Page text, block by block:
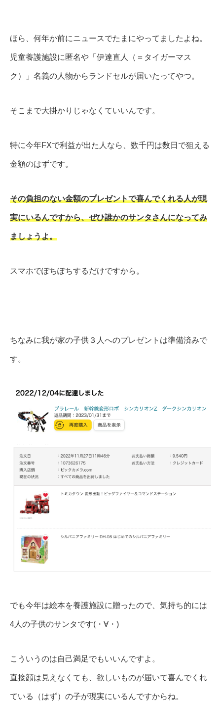
ほら、何年か前にニュースでたまにやってましたよね。
児童養護施設に匿名や「伊達直人（＝タイガーマス
ク）」名義の人物からランドセルが届いたってやつ。
そこまで大掛かりじゃなくていいんです。
特に今年FXで利益が出た人なら、数千円は数日で狙える
金額のはずです。
その負担のない金額のプレゼントで喜んでくれる人が現
実にいるんですから、ぜひ誰かのサンタさんになってみ
ましょうよ。
スマホでぽちぽちするだけですから。
ちなみに我が家の子供３人へのプレゼントは準備済みで
す。
でも今年は絵本を養護施設に贈ったので、気持ち的には
4人の子供のサンタです(・∀・)
こういうのは自己満足でもいいんですよ。
直接顔は見えなくても、欲しいものが届いて喜んでくれ
ている（はず）の子が現実にいるんですからね。